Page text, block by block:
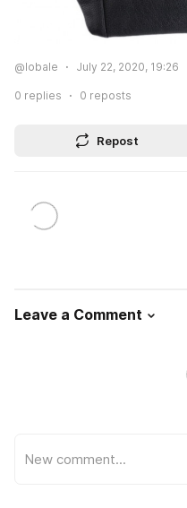
@lobale July 22, 2020, 19:26
0 replies 0 reposts
Repost
Leave a Comment